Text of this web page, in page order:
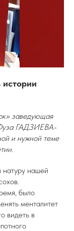
заведующая
ГАДЗИЕВА-
и нужной теме
нашей
было
менталитет
видеть в